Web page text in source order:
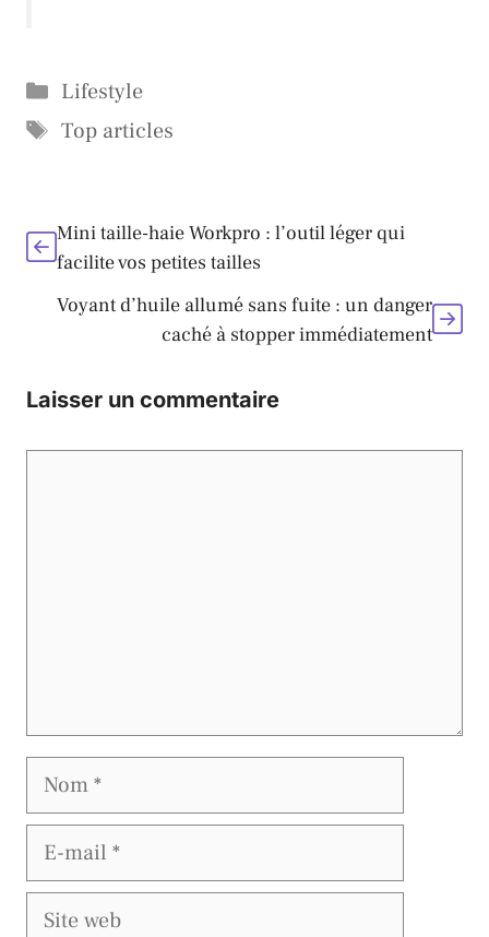
Catégories
Lifestyle
Étiquettes
Top articles
Mini taille-haie Workpro : l’outil léger qui
facilite vos petites tailles
Voyant d’huile allumé sans fuite : un danger
caché à stopper immédiatement
Laisser un commentaire
Nom
E-
Site